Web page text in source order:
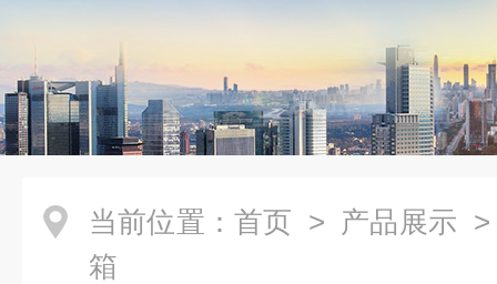
当前位置： 首页 > 产品展示
箱